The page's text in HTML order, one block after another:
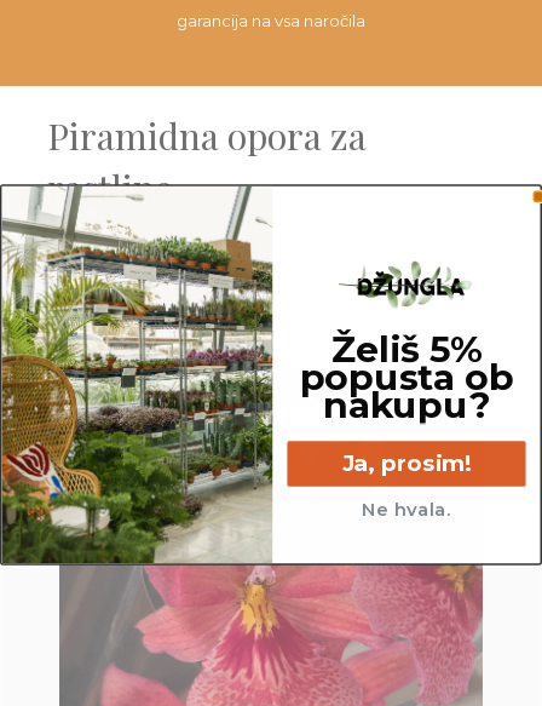
garancija na vsa naročila
Piramidna opora za
rastline
Dimenzije:26.5 x 26.5 x 151 cm
Material:železo
Želiš 5%
popusta ob
nakupu?
Ja, prosim!
Ne hvala.